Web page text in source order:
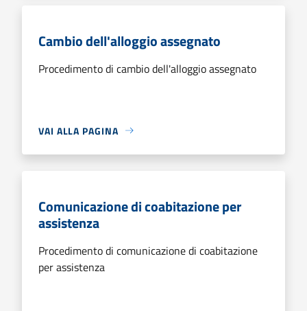
Cambio dell'alloggio assegnato
Procedimento di cambio dell'alloggio assegnato
VAI ALLA PAGINA
Comunicazione di coabitazione per
assistenza
Procedimento di comunicazione di coabitazione
per assistenza